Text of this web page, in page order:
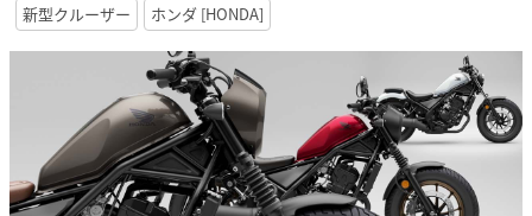
新型クルーザー
ホンダ [HONDA]